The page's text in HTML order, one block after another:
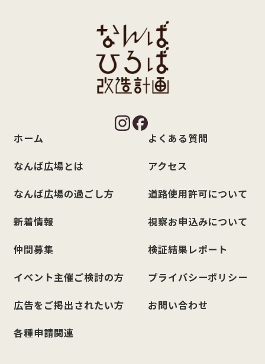
ホーム
なんば広場とは
なんば広場の過ごし方
新着情報
仲間募集
イベント主催ご検討の方
広告をご掲出されたい方
各種申請関連
よくある質問
アクセス
道路使用許可について
視察お申込みについて
検証結果レポート
プライバシーポリシー
お問い合わせ